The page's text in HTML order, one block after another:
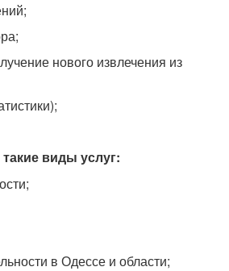
нового извлечения из
виды услуг:
в Одессе и области;